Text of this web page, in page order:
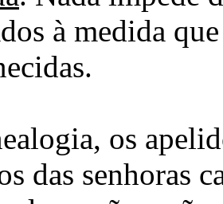
à medida
os
das senhoras